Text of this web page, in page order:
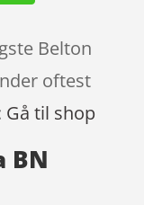
Belton
oftest
Gå til shop
BN